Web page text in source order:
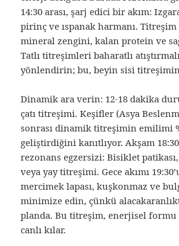
14:30 arası, şarj edici bir akım:
pirinç ve ıspanak harmanı. Titreşim
mineral zengini, kalan protein ve
Tatlı titreşimleri baharatlı
yönlendirin; bu, beyin sisi
Dinamik ara verin: 12-18 dakika
çatı titreşimi. Keşifler (Asya
sonrası dinamik titreşimin emilimi
geliştirdiğini kanıtlıyor. Akşam
rezonans egzersizi: Bisiklet
veya yay titreşimi. Gece akımı
mercimek lapası, kuşkonmaz ve
minimize edin, çünkü
planda. Bu titreşim, enerjisel formu
canlı kılar.